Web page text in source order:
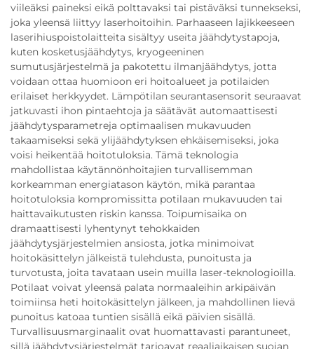
viileäksi paineksi eikä polttavaksi tai pistäväksi tunnekseksi,
joka yleensä liittyy laserhoitoihin. Parhaaseen lajikkeeseen
laserihiuspoistolaitteita sisältyy useita jäähdytystapoja,
kuten kosketusjäähdytys, kryogeeninen
sumutusjärjestelmä ja pakotettu ilmanjäähdytys, jotta
voidaan ottaa huomioon eri hoitoalueet ja potilaiden
erilaiset herkkyydet. Lämpötilan seurantasensorit seuraavat
jatkuvasti ihon pintaehtoja ja säätävät automaattisesti
jäähdytysparametreja optimaalisen mukavuuden
takaamiseksi sekä ylijäähdytyksen ehkäisemiseksi, joka
voisi heikentää hoitotuloksia. Tämä teknologia
mahdollistaa käytännönhoitajien turvallisemman
korkeamman energiatason käytön, mikä parantaa
hoitotuloksia kompromissitta potilaan mukavuuden tai
haittavaikutusten riskin kanssa. Toipumisaika on
dramaattisesti lyhentynyt tehokkaiden
jäähdytysjärjestelmien ansiosta, jotka minimoivat
hoitokäsittelyn jälkeistä tulehdusta, punoitusta ja
turvotusta, joita tavataan usein muilla laser-teknologioilla.
Potilaat voivat yleensä palata normaaleihin arkipäivän
toimiinsa heti hoitokäsittelyn jälkeen, ja mahdollinen lievä
punoitus katoaa tuntien sisällä eikä päivien sisällä.
Turvallisuusmarginaalit ovat huomattavasti parantuneet,
sillä jäähdytysjärjestelmät tarjoavat reaaliaikaisen suojan